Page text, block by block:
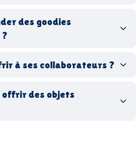
goodies hi-tech
des goodies
écologiques
ou en Europe,
à ses collaborateurs ?
utiles au bureau
offrir des objets